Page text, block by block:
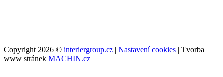
Copyright 2026 © interiergroup.cz | Nastavení cookies | Tvorba
www stránek MACHIN.cz